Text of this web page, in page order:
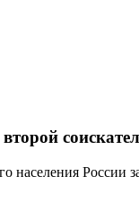
населения России